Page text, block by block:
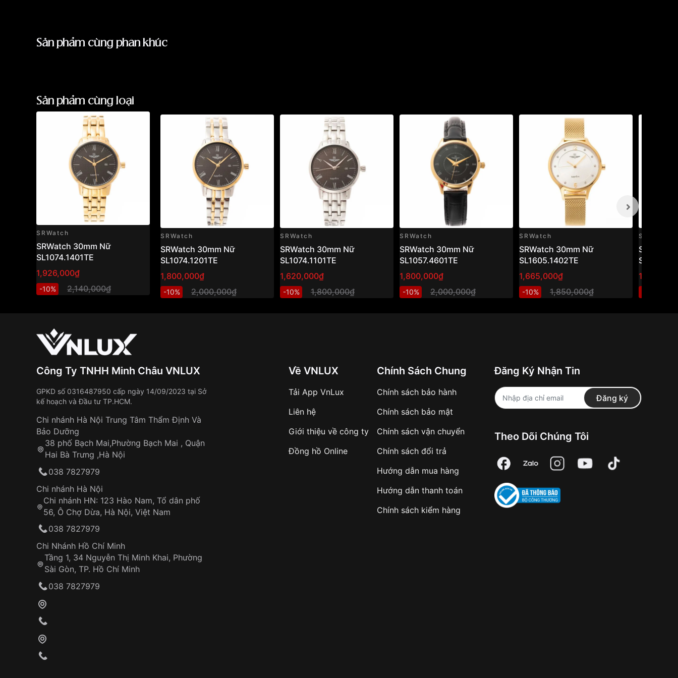
Sản phẩm cùng phân khúc
Sản phẩm cùng loại
SRWatch
SRWatch 30mm Nữ
SL1074.1401TE
1,926,000₫
-10% 2,140,000₫
SRWatch
SRWatch 30mm Nữ
SL1074.1201TE
1,800,000₫
-10% 2,000,000₫
SRWatch
SRWatch 30mm Nữ
SL1074.1101TE
1,620,000₫
-10% 1,800,000₫
SRWatch
SRWatch 30mm Nữ
SL1057.4601TE
1,800,000₫
-10% 2,000,000₫
SRWatch
SRWatch 30mm Nữ
SL1605.1402TE
1,665,000₫
-10% 1,850,000₫
SRWatch
SRWatch
Công Ty TNHH Minh Châu VNLUX
GPKD số 0316487950 cấp ngày 14/09/2023 tại Sở
kế hoạch và Đầu tư TP.HCM.
Chi nhánh Hà Nội Trung Tâm Thẩm Định Và
Bảo Dưỡng
38 phố Bạch Mai,Phường Bạch Mai , Quận
Hai Bà Trưng ,Hà Nội
038 7827979
Chi nhánh Hà Nội
Chi nhánh HN: 123 Hào Nam, Tổ dân phố
56, Ô Chợ Dừa, Hà Nội, Việt Nam
038 7827979
Chi Nhánh Hồ Chí Minh
Tầng 1, 34 Nguyễn Thị Minh Khai, Phường
Sài Gòn, TP. Hồ Chí Minh
038 7827979
Về VNLUX
Tải App VnLux
Liên hệ
Giới thiệu về công ty
Đồng hồ Online
Chính Sách Chung
Chính sách bảo hành
Chính sách bảo mật
Chính sách vận chuyển
Chính sách đổi trả
Hướng dẫn mua hàng
Hướng dẫn thanh toán
Chính sách kiểm hàng
Đăng Ký Nhận Tin
Đăng ký
Theo Dõi Chúng Tôi